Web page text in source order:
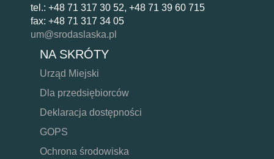
tel.: +48 71 317 30 52, +48 71 39 60 715
fax: +48 71 317 34 05
um@srodaslaska.pl
NA SKRÓTY
Urząd Miejski
Dla przedsiębiorców
Deklaracja dostępności
GOPS
Ochrona środowiska